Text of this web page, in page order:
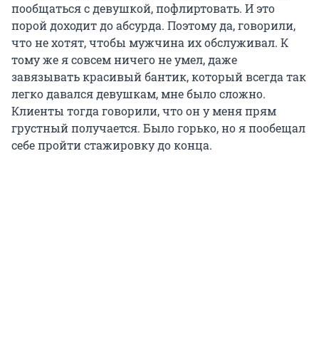
пообщаться с девушкой, пофлиртовать. И это
порой доходит до абсурда. Поэтому да, говорили,
что не хотят, чтобы мужчина их обслуживал. К
тому же я совсем ничего не умел, даже
завязывать красивый бантик, который всегда так
легко давался девушкам, мне было сложно.
Клиенты тогда говорили, что он у меня прям
грустный получается. Было горько, но я пообещал
себе пройти стажировку до конца.